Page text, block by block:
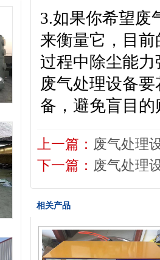
3.如果你希望废
来衡量它，目
过程中除尘能
废气处理设备
备，避免盲目
上一篇： 废气处理
下一篇： 废气处理
相关产品